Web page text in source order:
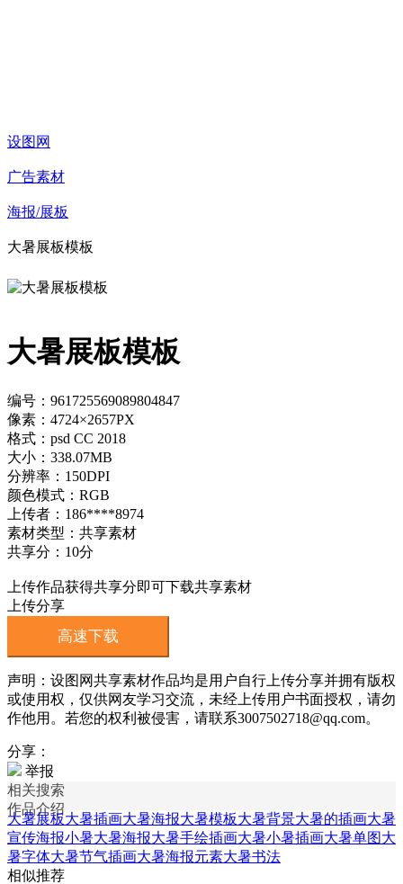
设图网
广告素材
海报/展板
大暑展板模板
大暑展板模板
编号：961725569089804847
像素：4724×2657PX
格式：psd CC 2018
大小：338.07MB
分辨率：150DPI
颜色模式：RGB
上传者：186****8974
素材类型：共享素材
共享分：10分
上传作品获得共享分即可下载共享素材
上传分享
高速下载
声明：设图网共享素材作品均是用户自行上传分享并拥有版权
或使用权，仅供网友学习交流，未经上传用户书面授权，请勿
作他用。若您的权利被侵害，请联系3007502718@qq.com。
分享：
举报
相关搜索
作品介绍
大暑展板大暑插画大暑海报大暑模板大暑背景大暑的插画大暑
宣传海报小暑大暑海报大暑手绘插画大暑小暑插画大暑单图大
暑字体大暑节气插画大暑海报元素大暑书法
相似推荐